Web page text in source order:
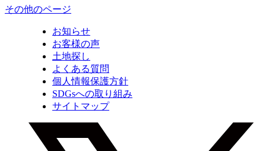
その他のページ
お知らせ
お客様の声
土地探し
よくある質問
個人情報保護方針
SDGsへの取り組み
サイトマップ